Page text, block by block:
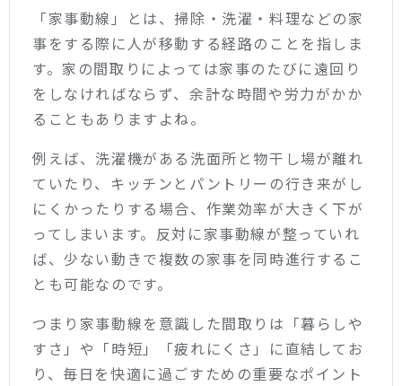
「家事動線」とは、掃除・洗濯・料理などの家
事をする際に人が移動する経路のことを指しま
す。家の間取りによっては家事のたびに遠回り
をしなければならず、余計な時間や労力がかか
ることもありますよね。
例えば、洗濯機がある洗面所と物干し場が離れ
ていたり、キッチンとパントリーの行き来がし
にくかったりする場合、作業効率が大きく下が
ってしまいます。反対に家事動線が整っていれ
ば、少ない動きで複数の家事を同時進行するこ
とも可能なのです。
つまり家事動線を意識した間取りは「暮らしや
すさ」や「時短」「疲れにくさ」に直結してお
り、毎日を快適に過ごすための重要なポイント